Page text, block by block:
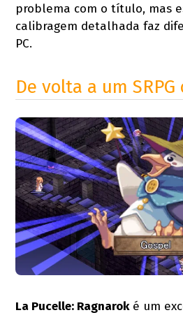
problema com o título, mas
calibragem detalhada faz
PC.
De volta a um SRPG
La Pucelle: Ragnaroké um